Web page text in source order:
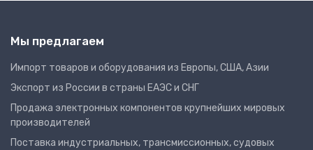
Мы предлагаем
Импорт товаров и оборудования из Европы, США, Азии
Экспорт из России в страны ЕАЭС и СНГ
Продажа электронных компонентов крупнейших мировых
производителей
Поставка индустриальных, трансмиссионных, судовых